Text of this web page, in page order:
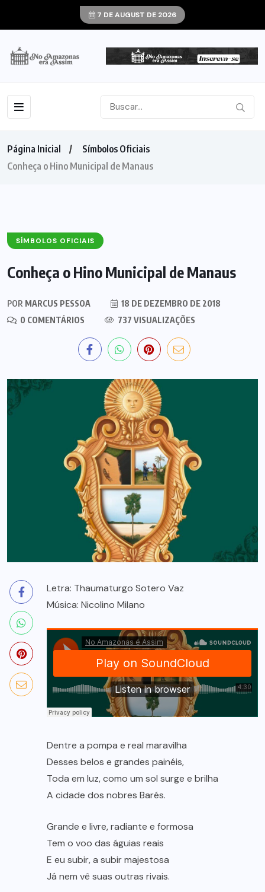
7 DE AUGUST DE 2026
Página Inicial
Símbolos Oficiais
Conheça o Hino Municipal de Manaus
SÍMBOLOS OFICIAIS
Conheça o Hino Municipal de Manaus
POR MARCUS PESSOA
18 DE DEZEMBRO DE 2018
0 COMENTÁRIOS
737 VISUALIZAÇÕES
Letra: Thaumaturgo Sotero Vaz
Música: Nicolino Milano
Dentre a pompa e real maravilha
Desses belos e grandes painéis,
Toda em luz, como um sol surge e brilha
A cidade dos nobres Barés.
Grande e livre, radiante e formosa
Tem o voo das águias reais
E eu subir, a subir majestosa
Já nem vê suas outras rivais.